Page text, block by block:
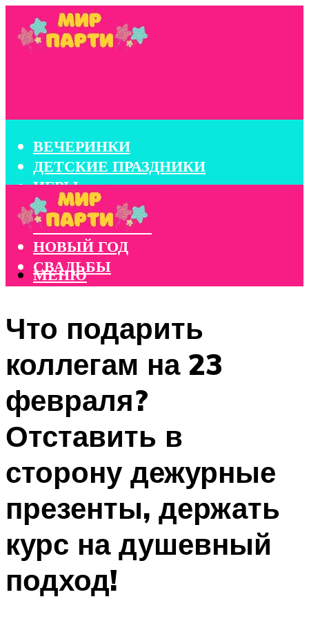
ВЕЧЕРИНКИ
ДЕТСКИЕ ПРАЗДНИКИ
ИГРЫ
КОНКУРСЫ
КОРПОРАТИВЫ
НОВЫЙ ГОД
СВАДЬБЫ
МЕНЮ
Что подарить
коллегам на 23
февраля?
Отставить в
сторону дежурные
презенты, держать
курс на душевный
подход!